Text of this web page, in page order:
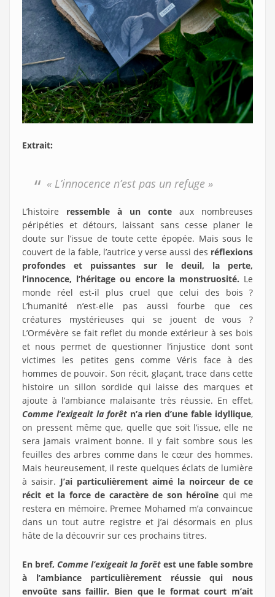
Extrait:
« L’innocence n’est pas un refuge »
L’histoire ressemble à un conte aux nombreuses
péripéties et détours, laissant sans cesse planer le
doute sur l’issue de toute cette épopée. Mais sous le
couvert de la fable, l’autrice y verse aussi des réflexions
profondes et puissantes sur le deuil, la perte,
l’innocence, l’héritage ou encore la monstruosité. Le
monde réel est-il plus cruel que celui des bois ?
L’humanité n’est-elle pas aussi fourbe que ces
créatures mystérieuses qui se jouent de vous ?
L’Ormévère se fait reflet du monde extérieur à ses bois
et nous permet de questionner l’injustice dont sont
victimes les petites gens comme Véris face à des
hommes de pouvoir. Son récit, glaçant, trace dans cette
histoire un sillon sordide qui laisse des marques et
ajoute à l’ambiance malaisante très réussie. En effet,
Comme l’exigeait la forêtn’a rien d’une fable idyllique,
on pressent même que, quelle que soit l’issue, elle ne
sera jamais vraiment bonne. Il y fait sombre sous les
feuilles des arbres comme dans le cœur des hommes.
Mais heureusement, il reste quelques éclats de lumière
à saisir. J’ai particulièrement aimé la noirceur de ce
récit et la force de caractère de son héroïne qui me
restera en mémoire. Premee Mohamed m’a convaincue
dans un tout autre registre et j’ai désormais en plus
hâte de la découvrir sur ces prochains titres.
En bref, Comme l’exigeait la forêtest une fable sombre
à l’ambiance particulièrement réussie qui nous
envoûte sans faillir. Bien que le format court m’ait